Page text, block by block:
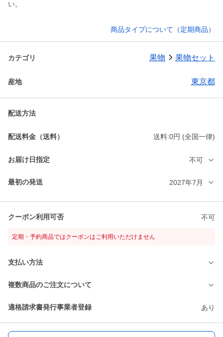
い。
商品タイプについて（定期商品）
カテゴリ 果物 果物セット
産地 東京都
配送方法
配送料金（送料） 送料:0円 (全国一律)
お届け日指定 不可
最初の発送 2027年7月
クーポン利用可否 不可
定期・予約商品ではクーポンはご利用いただけません
支払い方法
複数商品のご注文について
適格請求書発行事業者登録 あり